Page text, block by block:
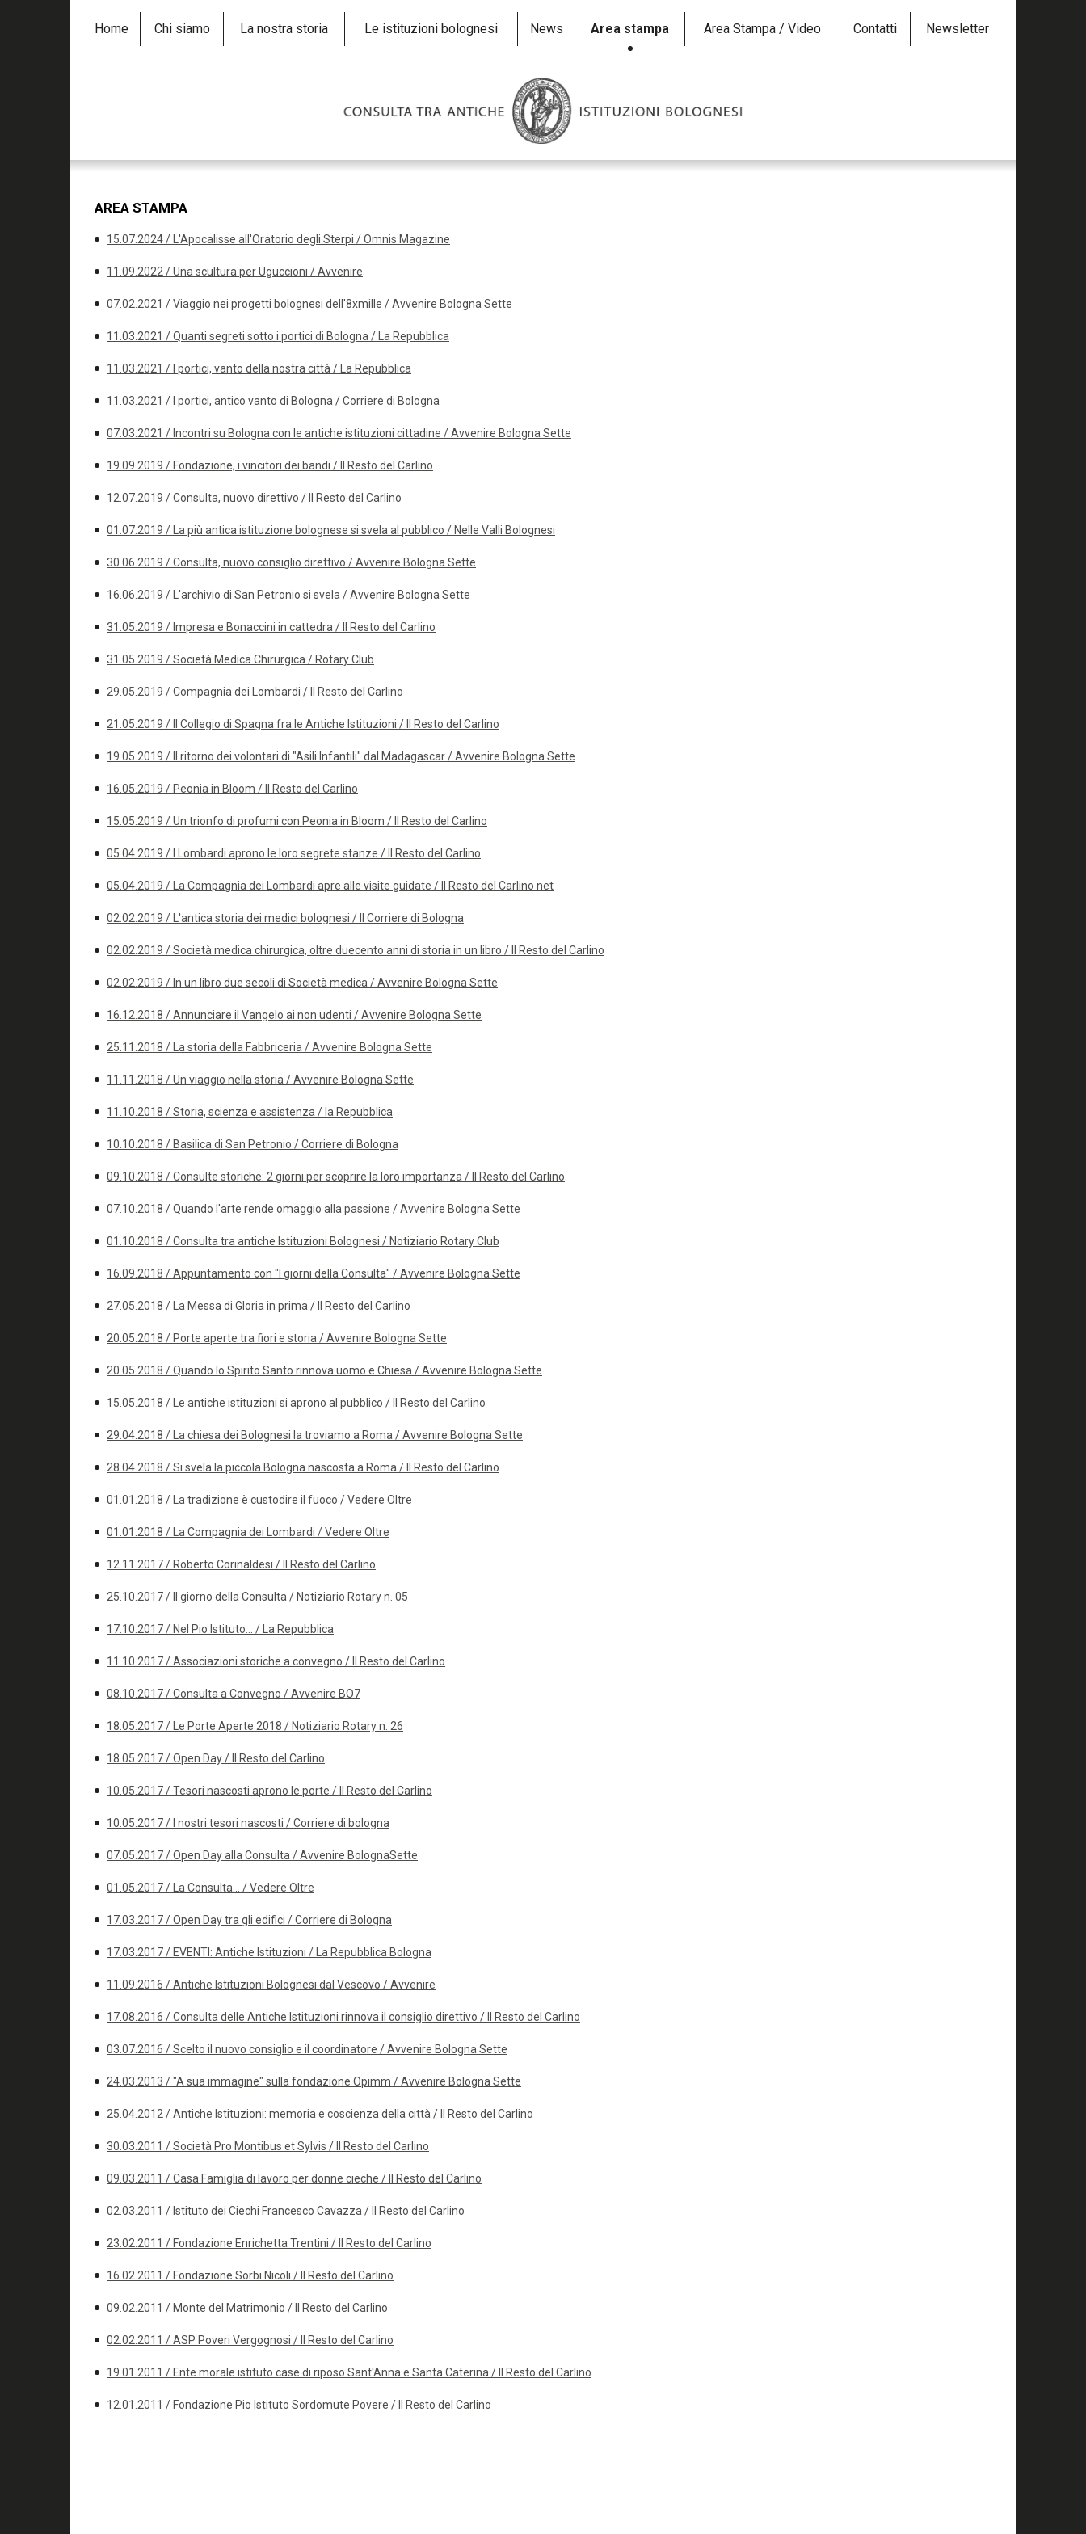
Home Chi siamo La nostra storia Le istituzioni bolognesi News Area stampa Area Stampa / Video Contatti Newsletter
AREA STAMPA
15.07.2024 / L'Apocalisse all'Oratorio degli Sterpi / Omnis Magazine
11.09.2022 / Una scultura per Uguccioni / Avvenire
07.02.2021 / Viaggio nei progetti bolognesi dell'8xmille / Avvenire Bologna Sette
11.03.2021 / Quanti segreti sotto i portici di Bologna / La Repubblica
11.03.2021 / I portici, vanto della nostra città / La Repubblica
11.03.2021 / I portici, antico vanto di Bologna / Corriere di Bologna
07.03.2021 / Incontri su Bologna con le antiche istituzioni cittadine / Avvenire Bologna Sette
19.09.2019 / Fondazione, i vincitori dei bandi / Il Resto del Carlino
12.07.2019 / Consulta, nuovo direttivo / Il Resto del Carlino
01.07.2019 / La più antica istituzione bolognese si svela al pubblico / Nelle Valli Bolognesi
30.06.2019 / Consulta, nuovo consiglio direttivo / Avvenire Bologna Sette
16.06.2019 / L'archivio di San Petronio si svela / Avvenire Bologna Sette
31.05.2019 / Impresa e Bonaccini in cattedra / Il Resto del Carlino
31.05.2019 / Società Medica Chirurgica / Rotary Club
29.05.2019 / Compagnia dei Lombardi / Il Resto del Carlino
21.05.2019 / Il Collegio di Spagna fra le Antiche Istituzioni / Il Resto del Carlino
19.05.2019 / Il ritorno dei volontari di "Asili Infantili" dal Madagascar / Avvenire Bologna Sette
16.05.2019 / Peonia in Bloom / Il Resto del Carlino
15.05.2019 / Un trionfo di profumi con Peonia in Bloom / Il Resto del Carlino
05.04.2019 / I Lombardi aprono le loro segrete stanze / Il Resto del Carlino
05.04.2019 / La Compagnia dei Lombardi apre alle visite guidate / Il Resto del Carlino net
02.02.2019 / L'antica storia dei medici bolognesi / Il Corriere di Bologna
02.02.2019 / Società medica chirurgica, oltre duecento anni di storia in un libro / Il Resto del Carlino
02.02.2019 / In un libro due secoli di Società medica / Avvenire Bologna Sette
16.12.2018 / Annunciare il Vangelo ai non udenti / Avvenire Bologna Sette
25.11.2018 / La storia della Fabbriceria / Avvenire Bologna Sette
11.11.2018 / Un viaggio nella storia / Avvenire Bologna Sette
11.10.2018 / Storia, scienza e assistenza / la Repubblica
10.10.2018 / Basilica di San Petronio / Corriere di Bologna
09.10.2018 / Consulte storiche: 2 giorni per scoprire la loro importanza / Il Resto del Carlino
07.10.2018 / Quando l'arte rende omaggio alla passione / Avvenire Bologna Sette
01.10.2018 / Consulta tra antiche Istituzioni Bolognesi / Notiziario Rotary Club
16.09.2018 / Appuntamento con "I giorni della Consulta" / Avvenire Bologna Sette
27.05.2018 / La Messa di Gloria in prima / Il Resto del Carlino
20.05.2018 / Porte aperte tra fiori e storia / Avvenire Bologna Sette
20.05.2018 / Quando lo Spirito Santo rinnova uomo e Chiesa / Avvenire Bologna Sette
15.05.2018 / Le antiche istituzioni si aprono al pubblico / Il Resto del Carlino
29.04.2018 / La chiesa dei Bolognesi la troviamo a Roma / Avvenire Bologna Sette
28.04.2018 / Si svela la piccola Bologna nascosta a Roma / Il Resto del Carlino
01.01.2018 / La tradizione è custodire il fuoco / Vedere Oltre
01.01.2018 / La Compagnia dei Lombardi / Vedere Oltre
12.11.2017 / Roberto Corinaldesi / Il Resto del Carlino
25.10.2017 / Il giorno della Consulta / Notiziario Rotary n. 05
17.10.2017 / Nel Pio Istituto... / La Repubblica
11.10.2017 / Associazioni storiche a convegno / Il Resto del Carlino
08.10.2017 / Consulta a Convegno / Avvenire BO7
18.05.2017 / Le Porte Aperte 2018 / Notiziario Rotary n. 26
18.05.2017 / Open Day / Il Resto del Carlino
10.05.2017 / Tesori nascosti aprono le porte / Il Resto del Carlino
10.05.2017 / I nostri tesori nascosti / Corriere di bologna
07.05.2017 / Open Day alla Consulta / Avvenire BolognaSette
01.05.2017 / La Consulta... / Vedere Oltre
17.03.2017 / Open Day tra gli edifici / Corriere di Bologna
17.03.2017 / EVENTI: Antiche Istituzioni / La Repubblica Bologna
11.09.2016 / Antiche Istituzioni Bolognesi dal Vescovo / Avvenire
17.08.2016 / Consulta delle Antiche Istituzioni rinnova il consiglio direttivo / Il Resto del Carlino
03.07.2016 / Scelto il nuovo consiglio e il coordinatore / Avvenire Bologna Sette
24.03.2013 / "A sua immagine" sulla fondazione Opimm / Avvenire Bologna Sette
25.04.2012 / Antiche Istituzioni: memoria e coscienza della città / Il Resto del Carlino
30.03.2011 / Società Pro Montibus et Sylvis / Il Resto del Carlino
09.03.2011 / Casa Famiglia di lavoro per donne cieche / Il Resto del Carlino
02.03.2011 / Istituto dei Ciechi Francesco Cavazza / Il Resto del Carlino
23.02.2011 / Fondazione Enrichetta Trentini / Il Resto del Carlino
16.02.2011 / Fondazione Sorbi Nicoli / Il Resto del Carlino
09.02.2011 / Monte del Matrimonio / Il Resto del Carlino
02.02.2011 / ASP Poveri Vergognosi / Il Resto del Carlino
19.01.2011 / Ente morale istituto case di riposo Sant'Anna e Santa Caterina / Il Resto del Carlino
12.01.2011 / Fondazione Pio Istituto Sordomute Povere / Il Resto del Carlino